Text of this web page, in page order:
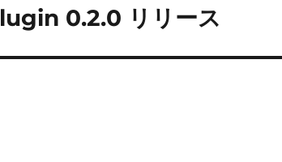
0.2.0 リリース